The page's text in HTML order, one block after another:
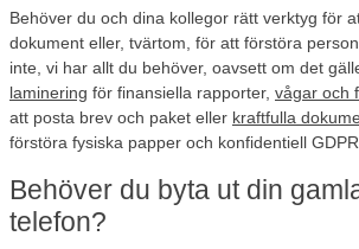
Behöver du och dina kollegor rätt verktyg för
dokument eller, tvärtom, för att förstöra
inte, vi har allt du behöver, oavsett om det
laminering för finansiella rapporter, vågar och
att posta brev och paket eller kraftfulla
förstöra fysiska papper och konfidentiell
Behöver du byta ut din
telefon?